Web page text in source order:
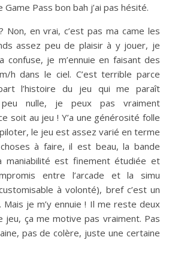
Pass bon bah j’ai pas hésité.
Non, en vrai, c’est pas ma came les
assez peu de plaisir à y jouer, je
confuse, je m’ennuie en faisant des
h dans le ciel. C’est terrible parce
l’histoire du jeu qui me paraît
nulle, je peux pas vraiment
soit au jeu ! Y’a une générosité folle
le jeu est assez varié en terme
à faire, il est beau, la bande
maniabilité est finement étudiée et
entre l’arcade et la simu
à volonté), bref c’est un
Mais je m’y ennuie ! Il me reste deux
jeu, ça me motive pas vraiment. Pas
pas de colère, juste une certaine